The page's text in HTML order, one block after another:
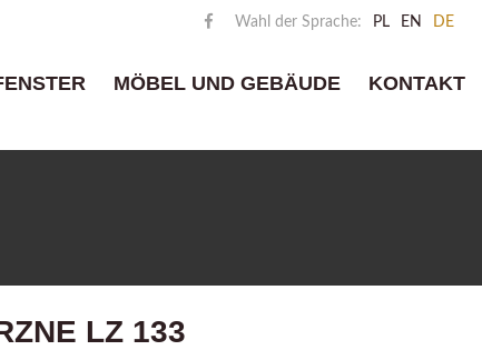
Wahl der Sprache: PL EN DE
MÖBEL UND GEBÄUDE KONTAKT
LZ 133